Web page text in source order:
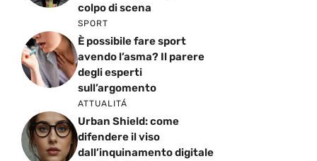
colpo di scena
SPORT
È possibile fare sport
avendo l’asma? Il parere
degli esperti
sull’argomento
ATTUALITÁ
Urban Shield: come
difendere il viso
dall’inquinamento digitale